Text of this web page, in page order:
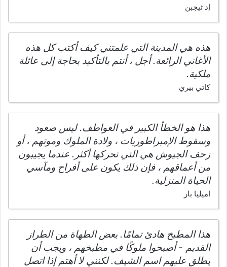
إد ثيجبن
هذه هي المدينة التي علمتني كيف أكتب كل هذه
الأغاني الرائعة. أجل ، أنتم بالتأكيد بحاجة إلى عائلة
ملكية.
كاتي بيري
هذا هو الخطأ الكبير في العواطف. ليس صعود
وسقوط الإمبراطوريات ، ولادة الملوك وموتهم ، أو
زحف الجيوش هي التي تحركها أكثر. عندما يجيبون
من أعماقهم ، فإن ذلك يكون على أفراح ومآسي
الحياة المنزلية.
اميليا بار
هذا المطبخ هادئ تمامًا. بعض الطهاة من الطراز
القديم - أصبحوا ملوكًا في مطبخهم ، ويجب أن
يطلق عليهم اسم الشيف. لكنني لا أهتم إذا اتصل